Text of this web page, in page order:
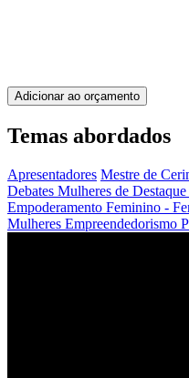
Adicionar ao orçamento
Temas abordados
Apresentadores Mestre de
Debates Mulheres de Destaque
Empoderamento Feminino -
Mulheres Empreendedorismo